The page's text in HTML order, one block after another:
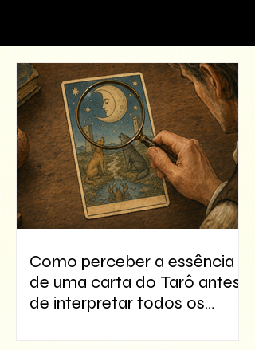
Como perceber a essência
de uma carta do Tarô antes
de interpretar todos os